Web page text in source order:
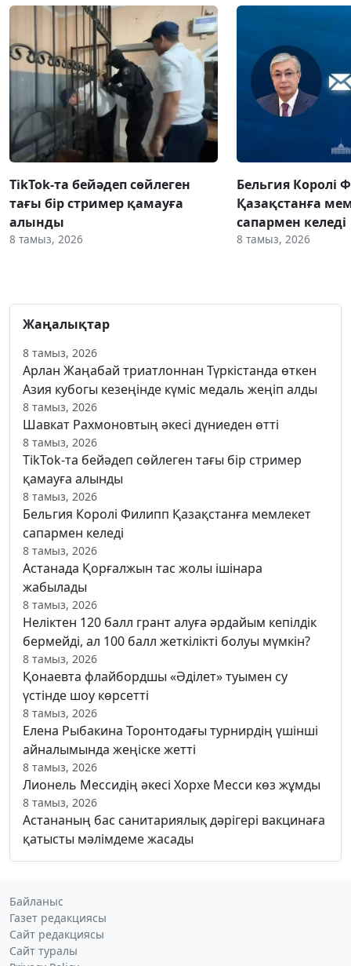
TikTok-та бейәдеп сөйлеген
тағы бір стример қамауға
алынды
8 тамыз, 2026
Бельгия Королі
Қазақстанға
сапармен келеді
8 тамыз, 2026
Жаңалықтар
8 тамыз, 2026
Арлан Жаңабай триатлоннан Түркістанда өткен
Азия кубогы кезеңінде күміс медаль жеңіп алды
8 тамыз, 2026
Шавкат Рахмоновтың әкесі дүниеден өтті
8 тамыз, 2026
TikTok-та бейәдеп сөйлеген тағы бір стример
қамауға алынды
8 тамыз, 2026
Бельгия Королі Филипп Қазақстанға мемлекет
сапармен келеді
8 тамыз, 2026
Астанада Қорғалжын тас жолы ішінара
жабылады
8 тамыз, 2026
Неліктен 120 балл грант алуға әрдайым кепілдік
бермейді, ал 100 балл жеткілікті болуы мүмкін?
8 тамыз, 2026
Қонаевта флайбордшы «Әділет» туымен су
үстінде шоу көрсетті
8 тамыз, 2026
Елена Рыбакина Торонтодағы турнирдің үшінші
айналымында жеңіске жетті
8 тамыз, 2026
Лионель Мессидің әкесі Хорхе Месси көз жұмды
8 тамыз, 2026
Астананың бас санитариялық дәрігері вакцинаға
қатысты мәлімдеме жасады
Байланыс
Газет редакциясы
Сайт редакциясы
Сайт туралы